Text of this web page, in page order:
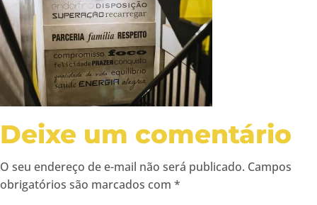
Deixe um comentário
O seu endereço de e-mail não será publicado. Campos
obrigatórios são marcados com *